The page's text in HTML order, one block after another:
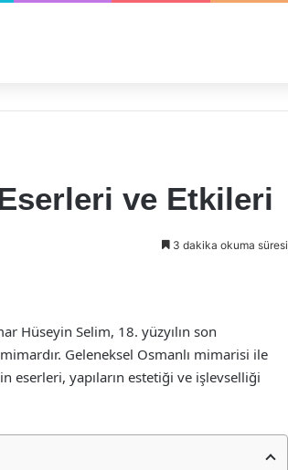
ve Etkileri
3 dakika okuma süresi
Hüseyin Selim, 18. yüzyılın son
Geleneksel Osmanlı mimarisi ile
eserleri, yapıların estetiği ve işlevselliği